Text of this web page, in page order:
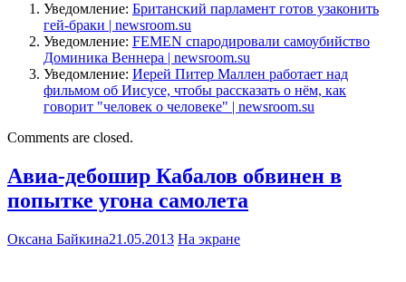
Уведомление: Британский парламент готов узаконить
гей-браки | newsroom.su
Уведомление: FEMEN спародировали самоубийство
Доминика Веннера | newsroom.su
Уведомление: Иерей Питер Маллен работает над
фильмом об Иисусе, чтобы рассказать о нём, как
говорит "человек о человеке" | newsroom.su
Comments are closed.
Авиа-дебошир Кабалов обвинен в
попытке угона самолета
Оксана Байкина21.05.2013 На экране